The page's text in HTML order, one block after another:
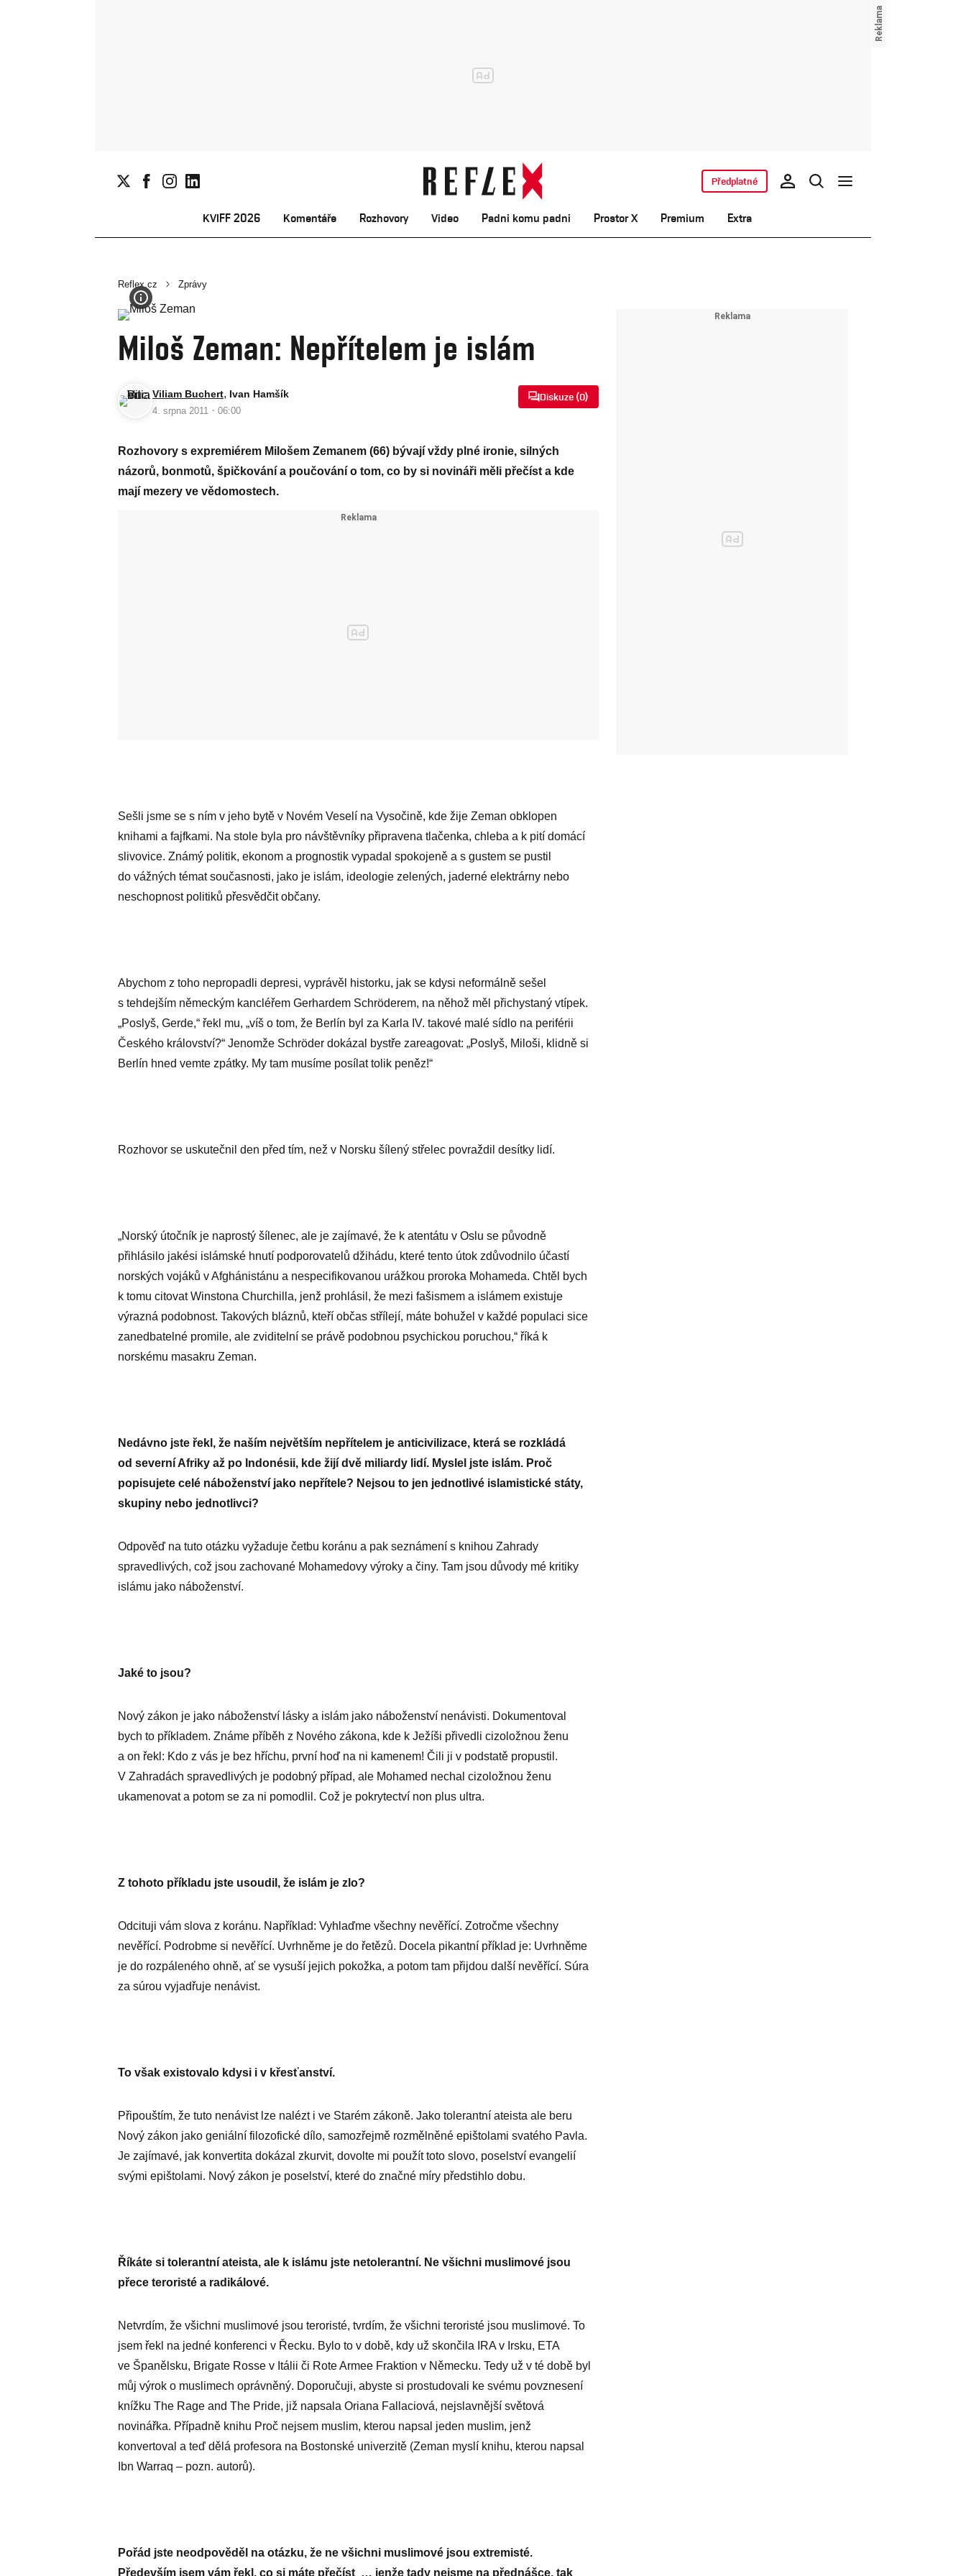
KVIFF 2026 Komentáře Rozhovory Video Padni komu padni Prostor X Premium Extra
Předplatné
Reflex.cz Zprávy
Miloš Zeman: Nepřítelem je islám
Viliam Buchert, Ivan Hamšík
4. srpna 2011 · 06:00
Diskuze (0)
Rozhovory s expremiérem Milošem Zemanem (66) bývají vždy plné ironie, silných
názorů, bonmotů, špičkování a poučování o tom, co by si novináři měli přečíst a kde
mají mezery ve vědomostech.
Sešli jsme se s ním v jeho bytě v Novém Veselí na Vysočině, kde žije Zeman obklopen
knihami a fajfkami. Na stole byla pro návštěvníky připravena tlačenka, chleba a k pití domácí
slivovice. Známý politik, ekonom a prognostik vypadal spokojeně a s gustem se pustil
do vážných témat současnosti, jako je islám, ideologie zelených, jaderné elektrárny nebo
neschopnost politiků přesvědčit ­občany.
Abychom z toho nepropadli depresi, vyprávěl historku, jak se kdysi neformálně sešel
s tehdejším německým kancléřem Gerhardem Schröderem, na něhož měl přichystaný vtípek.
„Poslyš, Gerde,“ řekl mu, „víš o tom, že Berlín byl za Karla IV. takové malé sídlo na periférii
Českého království?“ Jenomže Schröder dokázal bystře zareagovat: „Poslyš, Miloši, klidně si
Berlín hned vemte zpátky. My tam musíme posílat tolik peněz!“
Rozhovor se uskutečnil den před tím, než v Norsku šílený střelec povraždil desítky lidí.
„Norský útočník je naprostý šílenec, ale je zajímavé, že k atentátu v Oslu se původně
přihlásilo jakési islámské hnutí podporovatelů džihádu, které tento útok zdůvodnilo účastí
norských vojáků v Afghánistánu a nespecifikovanou urážkou proroka Mohameda. Chtěl bych
k tomu citovat Winstona Churchilla, jenž prohlásil, že mezi fašismem a islámem existuje
výrazná podobnost. Takových bláznů, kteří občas střílejí, máte bohužel v každé populaci sice
zanedbatelné promile, ale zviditelní se právě podobnou psychickou poruchou,“ říká k
norskému masakru Zeman.
Nedávno jste řekl, že naším největším nepřítelem je anticivilizace, která se rozkládá
od severní Afriky až po Indonésii, kde žijí dvě miliardy lidí. Myslel jste islám. Proč
popisujete celé náboženství jako nepřítele? Nejsou to jen jednotlivé islamistické státy,
skupiny nebo jednotlivci?
Odpověď na tuto otázku vyžaduje četbu koránu a pak seznámení s knihou Zahrady
spravedlivých, což jsou zachované Mohamedovy výroky a činy. Tam jsou důvody mé kritiky
islámu jako náboženství.
Jaké to jsou?
Nový zákon je jako náboženství lásky a islám jako náboženství nenávisti. Dokumentoval
bych to příkladem. Známe příběh z Nového zákona, kde k Ježíši přivedli cizoložnou ženu
a on řekl: Kdo z vás je bez hříchu, první hoď na ni kamenem! Čili ji v podstatě propustil.
V Zahradách spravedlivých je podobný případ, ale Mohamed nechal cizoložnou ženu
ukamenovat a potom se za ni pomodlil. Což je pokrytectví non plus ultra.
Z tohoto příkladu jste usoudil, že islám je zlo?
Odcituji vám slova z koránu. Například: Vyhlaďme všechny nevěřící. Zotročme všechny
nevěřící. Podrobme si nevěřící. Uvrhněme je do řetězů. Docela pikantní příklad je: Uvrhněme
je do rozpáleného ohně, ať se vysuší jejich pokožka, a potom tam přijdou další nevěřící. Súra
za súrou vyjadřuje nenávist.
To však existovalo kdysi i v křesťanství.
Připouštím, že tuto nenávist lze nalézt i ve Starém zákoně. Jako tolerantní ateista ale beru
Nový zákon jako geniální filozofické dílo, samozřejmě rozmělněné epištolami svatého Pavla.
Je zajímavé, jak konvertita dokázal zkurvit, dovolte mi použít toto slovo, poselství evangelií
svými epištolami. Nový zákon je poselství, které do značné míry předstihlo dobu.
Říkáte si tolerantní ateista, ale k islámu jste netolerantní. Ne všichni muslimové jsou
přece teroristé a radikálové.
Netvrdím, že všichni muslimové jsou teroristé, tvrdím, že všichni teroristé jsou muslimové. To
jsem řekl na jedné konferenci v Řecku. Bylo to v době, kdy už skončila IRA v Irsku, ETA
ve Španělsku, Brigate Rosse v Itálii či Rote Armee Fraktion v Německu. Tedy už v té době byl
můj výrok o muslimech oprávněný. Doporučuji, abyste si prostudovali ke svému povznesení
knížku The Rage and The Pride, již napsala Oriana Fallaciová, nejslavnější světová
novinářka. Případně knihu Proč nejsem muslim, kterou napsal jeden muslim, jenž
konvertoval a teď dělá profesora na Bostonské univerzitě (Zeman myslí knihu, kterou napsal
Ibn Warraq – pozn. autorů).
Pořád jste neodpověděl na otázku, že ne všichni muslimové jsou extremisté.
Především jsem vám řekl, co si máte přečíst … jenže tady nejsme na přednášce, tak